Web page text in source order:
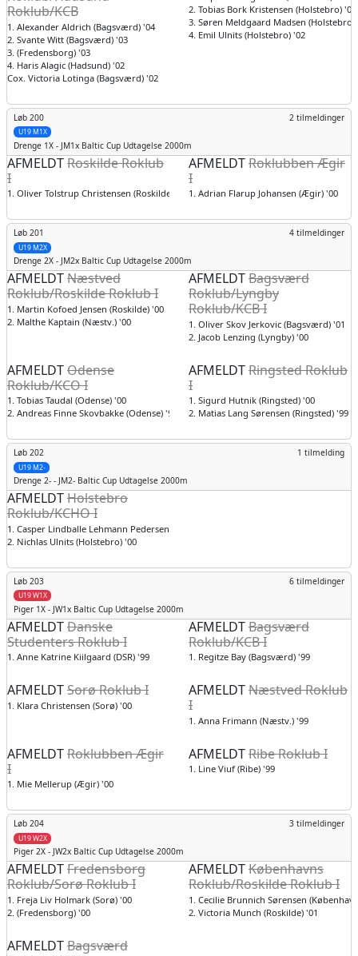
Roklub/KCB
1. Alexander Aldrich (Bagsværd) '04
2. Svante Witt (Bagsværd) '03
3. (Fredensborg) '03
4. Haris Alagic (Hadsund) '02
Cox. Victoria Lotinga (Bagsværd) '02
2. Tobias Bork Kristensen (Holstebro) '03
3. Søren Meldgaard Madsen (Holstebro)
4. Emil Ulnits (Holstebro) '02
Løb 200 2 tilmeldinger
U19 M1X
Drenge 1X - JM1x Baltic Cup Udtagelse 2000m
AFMELDTRoskilde Roklub
I
1. Oliver Tolstrup Christensen (Roskilde) '99
AFMELDTRoklubben Ægir
I
1. Adrian Flarup Johansen (Ægir) '00
Løb 201 4 tilmeldinger
U19 M2X
Drenge 2X - JM2x Baltic Cup Udtagelse 2000m
AFMELDTNæstved
Roklub/Roskilde Roklub I
1. Martin Kofoed Jensen (Roskilde) '00
2. Malthe Kaptain (Næstv.) '00
AFMELDTBagsværd
Roklub/Lyngby
Roklub/KCB I
1. Oliver Skov Jerkovic (Bagsværd) '01
2. Jacob Lenzing (Lyngby) '00
AFMELDTOdense
Roklub/KCO I
1. Tobias Taudal (Odense) '00
2. Andreas Finne Skovbakke (Odense) '99
AFMELDTRingsted Roklub
I
1. Sigurd Hutnik (Ringsted) '00
2. Matias Lang Sørensen (Ringsted) '99
Løb 202 1 tilmelding
U19 M2-
Drenge 2- - JM2- Baltic Cup Udtagelse 2000m
AFMELDTHolstebro
Roklub/KCHO I
1. Casper Lindballe Lehmann Pedersen (Holstebro) '01
2. Nichlas Ulnits (Holstebro) '00
Løb 203 6 tilmeldinger
U19 W1X
Piger 1X - JW1x Baltic Cup Udtagelse 2000m
AFMELDTDanske
Studenters Roklub I
1. Anne Katrine Kiilgaard (DSR) '99
AFMELDTBagsværd
Roklub/KCB I
1. Regitze Bay (Bagsværd) '99
AFMELDTSorø Roklub I
1. Klara Christensen (Sorø) '00
AFMELDTNæstved Roklub
I
1. Anna Frimann (Næstv.) '99
AFMELDTRoklubben Ægir
I
1. Mie Mellerup (Ægir) '00
AFMELDTRibe Roklub I
1. Line Viuf (Ribe) '99
Løb 204 3 tilmeldinger
U19 W2X
Piger 2X - JW2x Baltic Cup Udtagelse 2000m
AFMELDTFredensborg
Roklub/Sorø Roklub I
1. Freja Liv Holmark (Sorø) '00
2. (Fredensborg) '00
AFMELDTKøbenhavns
Roklub/Roskilde Roklub I
1. Cecilie Brunnich Sørensen
2. Victoria Munch (Roskilde) '01
AFMELDTBagsværd